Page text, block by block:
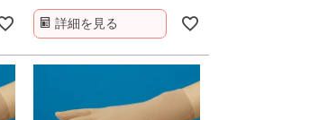
詳細を見る